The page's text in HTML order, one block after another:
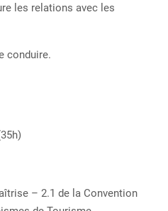
les relations avec les
– 2.1 de la Convention